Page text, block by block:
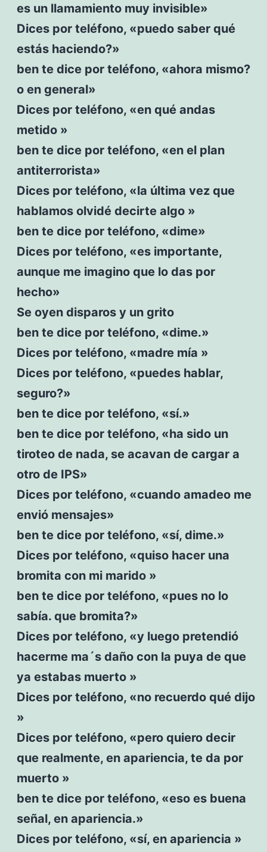
es un llamamiento muy invisible»
Dices por teléfono, «puedo saber qué
estás haciendo?»
ben te dice por teléfono, «ahora mismo?
o en general»
Dices por teléfono, «en qué andas
metido »
ben te dice por teléfono, «en el plan
antiterrorista»
Dices por teléfono, «la última vez que
hablamos olvidé decirte algo »
ben te dice por teléfono, «dime»
Dices por teléfono, «es importante,
aunque me imagino que lo das por
hecho»
Se oyen disparos y un grito
ben te dice por teléfono, «dime.»
Dices por teléfono, «madre mía »
Dices por teléfono, «puedes hablar,
seguro?»
ben te dice por teléfono, «sí.»
ben te dice por teléfono, «ha sido un
tiroteo de nada, se acavan de cargar a
otro de IPS»
Dices por teléfono, «cuando amadeo me
envió mensajes»
ben te dice por teléfono, «sí, dime.»
Dices por teléfono, «quiso hacer una
bromita con mi marido »
ben te dice por teléfono, «pues no lo
sabía. que bromita?»
Dices por teléfono, «y luego pretendió
hacerme ma´s daño con la puya de que
ya estabas muerto »
Dices por teléfono, «no recuerdo qué dijo
»
Dices por teléfono, «pero quiero decir
que realmente, en apariencia, te da por
muerto »
ben te dice por teléfono, «eso es buena
señal, en apariencia.»
Dices por teléfono, «sí, en apariencia »